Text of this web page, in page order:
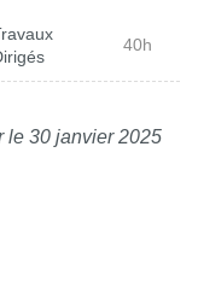
40h
le 30 janvier 2025